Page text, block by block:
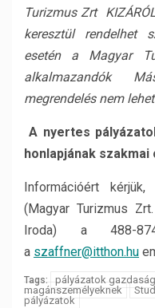
Turizmus Zrt
keresztül rendelhet
esetén a Magyar
alkalmazandók
megrendelés nem
A nyertes
honlapjának
Információért
(Magyar Turizmus
Iroda) a 488-
a szaffner@itthon.hu
Tags: pályázatok
magánszemélyeknek
pályázatok